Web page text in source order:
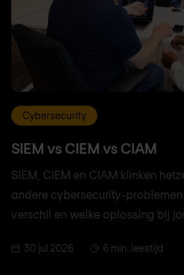
Cybersecurity
SIEM vs CIEM vs CIAM
SIEM, CIEM en CIAM klinken
andere cybersecurity-
verschil en welke oplossing bij
30 jul 2026 6 min. leestijd